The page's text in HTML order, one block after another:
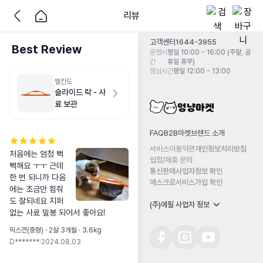
리뷰
Best Review
벨칸도
슬라이드 락 - 사
료 보관
처음에는 엄청 뻑
뻑해요 ㅜㅜ 근데
한 번 되니까 다음
에는 조금만 힘줘
도 잘되네요 지퍼
없는 사료 밀봉 되어서 좋아요!
믹스견(중형) · 2살 3개월 · 3.6kg
D******* 2024.08.03
고객센터1644-3955
운영시
간
평일 10:00 - 16:00 (주말, 공
휴일 휴무)
점심시간평일 12:00 - 13:00
FAQB2B마켓 브랜드 소개
서비스이용약관개인정보처리방침
입점/제휴 문의
통신판매사업자정보 확인
에스크로서비스가입 확인
(주)에필 사업자 정보